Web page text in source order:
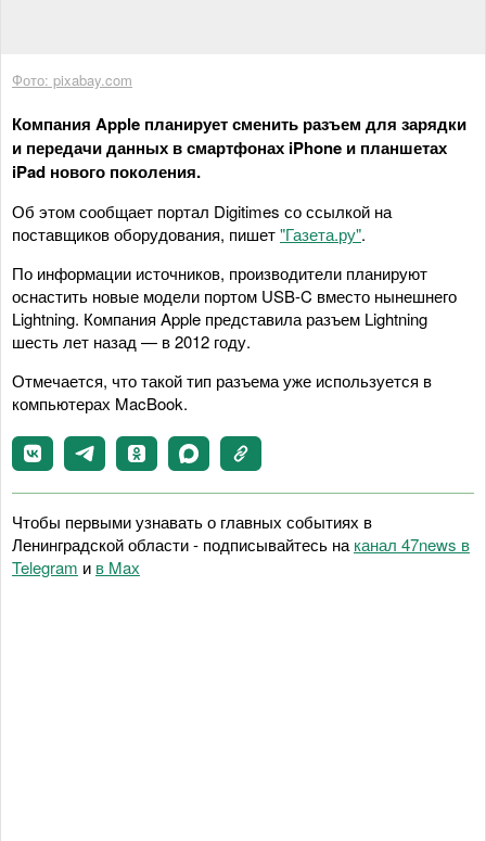
Фото: pixabay.com
Компания Apple планирует сменить разъем для зарядки
и передачи данных в смартфонах iPhone и планшетах
iPad нового поколения.
Об этом сообщает портал Digitimes со ссылкой на
поставщиков оборудования, пишет"Газета.ру".
По информации источников, производители планируют
оснастить новые модели портом USB-C вместо нынешнего
Lightning. Компания Apple представила разъем Lightning
шесть лет назад — в 2012 году.
Отмечается, что такой тип разъема уже используется в
компьютерах MacBook.
Чтобы первыми узнавать о главных событиях в
Ленинградской области - подписывайтесь на канал 47news в
Telegram и в Maх